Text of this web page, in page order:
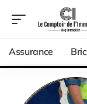
Assurance